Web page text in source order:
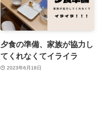
夕食の準備、家族が協力し
てくれなくてイライラ
2023年6月18日